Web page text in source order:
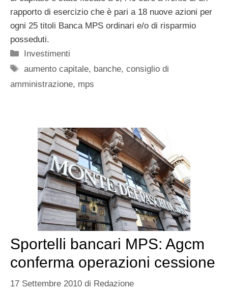
rapporto di esercizio che è pari a 18 nuove azioni per
ogni 25 titoli Banca MPS ordinari e/o di risparmio
posseduti.
Categorie
Investimenti
Tag
aumento capitale, banche,consiglio di
amministrazione, mps
Sportelli bancari MPS: Agcm
conferma operazioni cessione
17 Settembre 2010 di Redazione